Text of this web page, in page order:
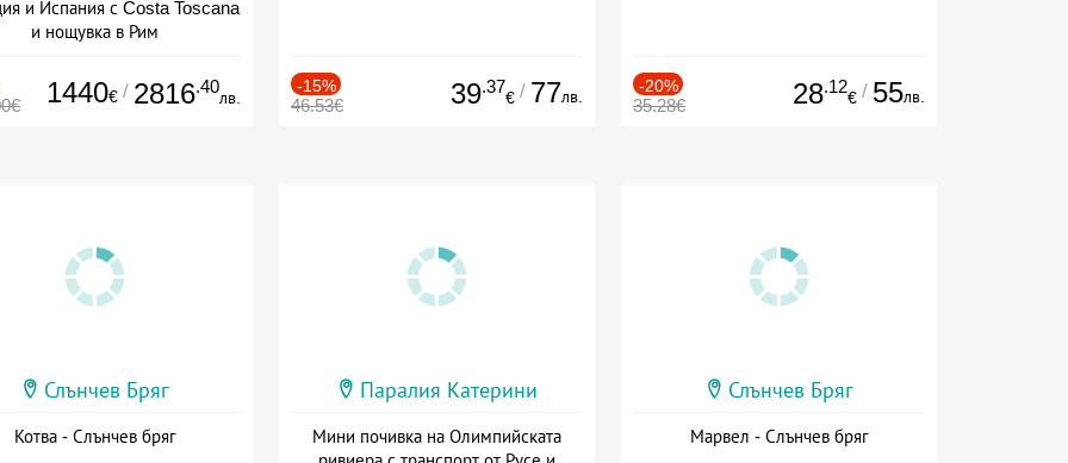
и Испания с Costa Toscana
и нощувка в Рим
1440€ / 2816.40
лв.
-15%
46.53€ 39.37
€ / 77лв.
-20%
35.28€ 28.12
€ / 55лв.
Слънчев Бряг
Котва - Слънчев бряг
Паралия Катерини
Мини почивка на Олимпийската
Слънчев Бряг
Марвел - Слънчев бряг